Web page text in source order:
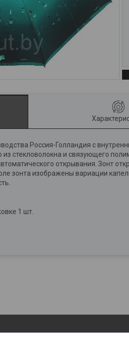
Россия-Голландия с
из стекловолокна и связующего
открывания. Зонт
зонта изображены вариации
1 шт.